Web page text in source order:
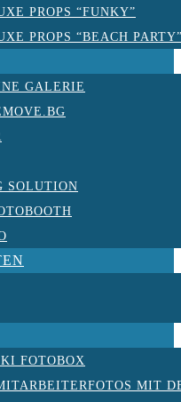
PROPS “FUNKY”
PROPS “BEACH
GALERIE
SOLUTION
FOTOBOX
MIT